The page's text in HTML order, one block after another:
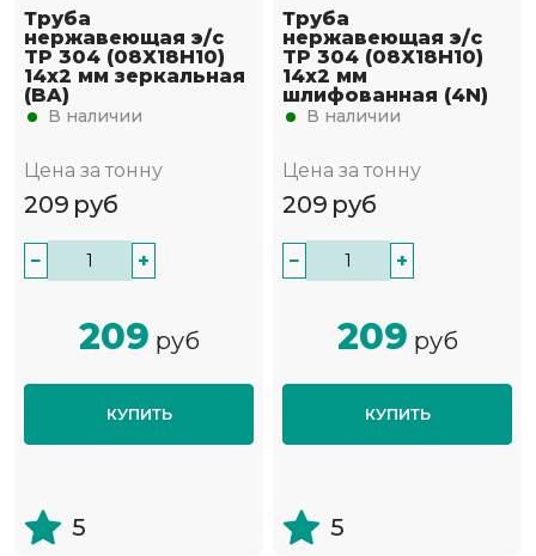
Труба
нержавеющая э/с
TP 304 (08Х18Н10)
14х2 мм зеркальная
(BA)
В наличии
Цена за тонну
209 руб
− +
209 руб
КУПИТЬ
5
Труба
нержавеющая э/с
TP 304 (08Х18Н10)
14х2 мм
шлифованная (4N)
В наличии
Цена за тонну
209 руб
− +
209 руб
КУПИТЬ
5